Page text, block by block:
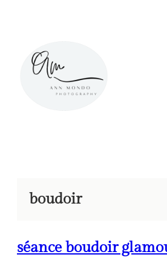
boudoir
séance boudoir